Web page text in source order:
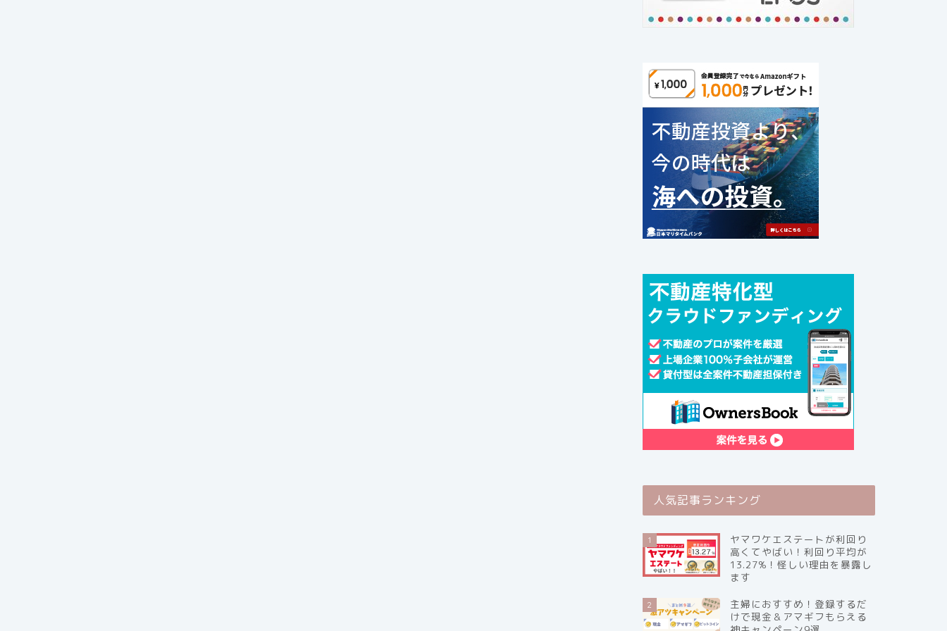
人気記事ランキング
1
ヤマワケエステートが利回り
高くてやばい！利回り平均が
13.27%！怪しい理由を暴露し
ます
2
主婦におすすめ！登録するだ
けで現金＆アマギフもらえる